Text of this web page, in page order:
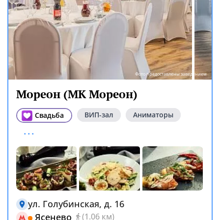
Фото предоставлены заведением
Мореон (МК Мореон)
Свадьба ВИП-зал Аниматоры
...
ул. Голубинская, д. 16
Ясенево
(1.06 км)